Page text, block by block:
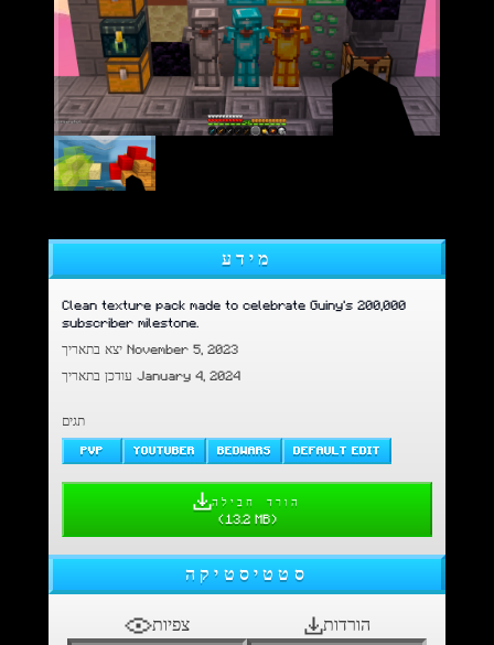
מידע
Clean texture pack made to celebrate Guiny's 200,000
subscriber milestone.
יצא בתאריך November 5, 2023
עודכן בתאריך January 4, 2024
תגים
PVP YOUTUBER BEDWARS DEFAULT EDIT
הורד חבילה
(13.2 MB)
סטטיסטיקה
צפיות הורדות